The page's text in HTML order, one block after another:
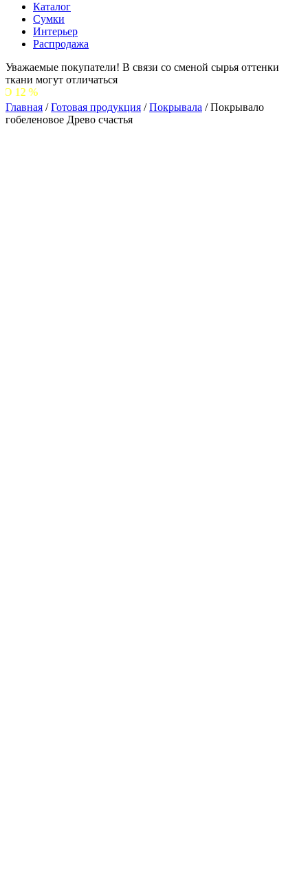
Каталог
Сумки
Интерьер
Распродажа
Уважаемые покупатели! В связи со сменой сырья оттенки
ткани могут отличаться
Главная /Готовая продукция /Покрывала /Покрывало
гобеленовое Древо счастья